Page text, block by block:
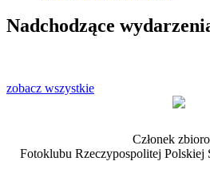
Nadchodzące
zobacz wszystkie
Członek
Fotoklubu Rzeczypospolitej Polskiej